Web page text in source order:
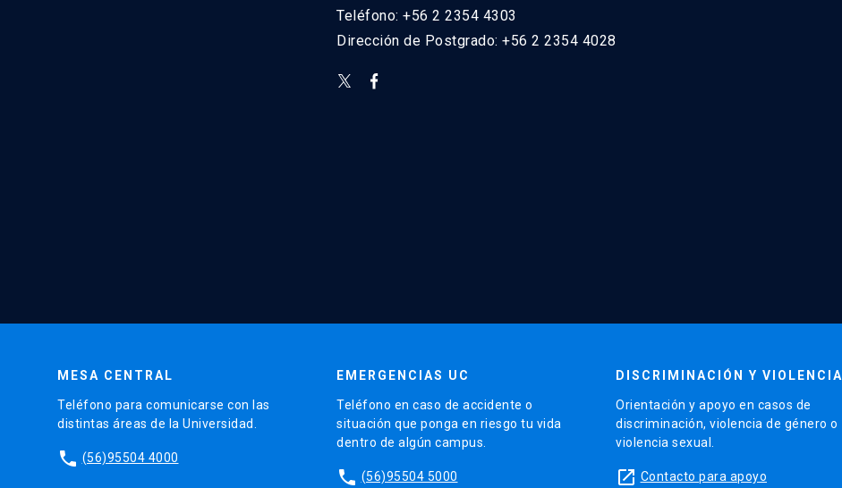
Teléfono: +56 2 2354 4303
Dirección de Postgrado: +56 2 2354 4028
MESA CENTRAL
Teléfono para comunicarse con las
distintas áreas de la Universidad.
phone (56)95504 4000
EMERGENCIAS UC
Teléfono en caso de accidente o
situación que ponga en riesgo tu vida
dentro de algún campus.
phone (56)95504 5000
DISCRIMINACIÓN Y VIOLENCIA
Orientación y apoyo en casos de
discriminación, violencia de género o
violencia sexual.
launch Contacto para apoyo